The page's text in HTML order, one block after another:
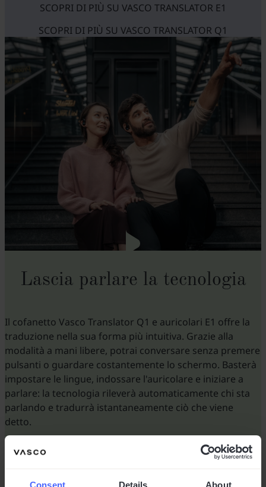
Consent Details About
SCOPRI DI PIÙ SU VASCO TRANSLATOR E1
SCOPRI DI PIÙ SU VASCO TRANSLATOR Q1
Lascia parlare la tecnologia
Il cofanetto Vasco Translator Q1 e auricolari E1 offre la
traduzione nella sua forma più intuitiva. Grazie alla
modalità a mani libere, potrai conversare senza premere
pulsanti o guardare costantemente lo schermo. Basterà
impostare le lingue, indossare l'auricolare e iniziare a
parlare: la tecnologia rileverà automaticamente chi sta
parlando e tradurrà istantaneamente ciò che viene
detto.
Parlate a turno e Vasco Translator garantirà una